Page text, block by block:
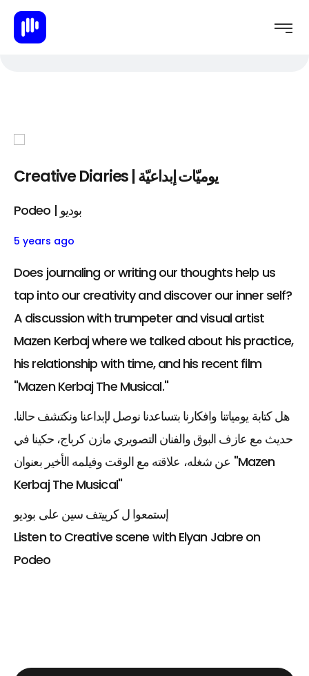
Creative Diaries | يوميّات إبداعيّة
Podeo | بوديو
5 years ago
Does journaling or writing our thoughts help us
tap into our creativity and discover our inner self?
A discussion with trumpeter and visual artist
Mazen Kerbaj where we talked about his practice,
his relationship with time, and his recent film
"Mazen Kerbaj The Musical."
هل كتابة يومياتنا وافكارنا بتساعدنا نوصل لإبداعنا ونكتشف حالنا.
حديث مع عازف البوق والفنان التصويري مازن كرباج، حكينا في
عن شغله، علاقته مع الوقت وفيلمه الأخير بعنوان "Mazen
Kerbaj The Musical"
إستمعوا ل كرييتف سين على بوديو
Listen to Creative scene with Elyan Jabre on
Podeo